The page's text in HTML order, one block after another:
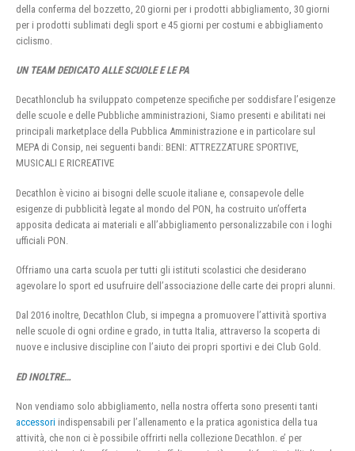
della conferma del bozzetto, 20 giorni per i prodotti abbigliamento, 30 giorni
per i prodotti sublimati degli sport e 45 giorni per costumi e abbigliamento
ciclismo.
UN TEAM DEDICATO ALLE SCUOLE E LE PA
Decathlonclub ha sviluppato competenze specifiche per soddisfare l’esigenze
delle scuole e delle Pubbliche amministrazioni, Siamo presenti e abilitati nei
principali marketplace della Pubblica Amministrazione e in particolare sul
MEPA di Consip, nei seguenti bandi: BENI: ATTREZZATURE SPORTIVE,
MUSICALI E RICREATIVE
Decathlon è vicino ai bisogni delle scuole italiane e, consapevole delle
esigenze di pubblicità legate al mondo del PON, ha costruito un’offerta
apposita dedicata ai materiali e all’abbigliamento personalizzabile con i loghi
ufficiali PON.
Offriamo una carta scuola per tutti gli istituti scolastici che desiderano
agevolare lo sport ed usufruire dell’associazione delle carte dei propri alunni.
Dal 2016 inoltre, Decathlon Club, si impegna a promuovere l’attività sportiva
nelle scuole di ogni ordine e grado, in tutta Italia, attraverso la scoperta di
nuove e inclusive discipline con l’aiuto dei propri sportivi e dei Club Gold.
ED INOLTRE…
Non vendiamo solo abbigliamento, nella nostra offerta sono presenti tanti
accessori indispensabili per l’allenamento e la pratica agonistica della tua
attività, che non ci è possibile offrirti nella collezione Decathlon. e’ per